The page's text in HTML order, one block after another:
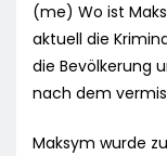
(me) Wo ist
aktuell die
die Bevölkerung
nach dem
Maksym wurde